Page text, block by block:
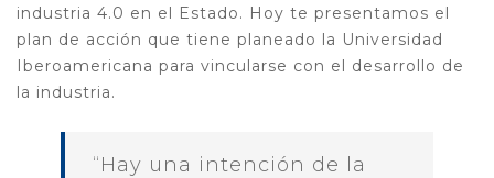
industria 4.0 en el Estado. Hoy te presentamos el
plan de acción que tiene planeado la Universidad
Iberoamericana para vincularse con el desarrollo de
la industria.
“Hay una intención de la